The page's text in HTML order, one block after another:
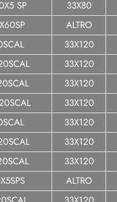
SP 33X80
ALTRO
33X120
33X120
33X120
33X120
33X120
33X120
33X120
ALTRO